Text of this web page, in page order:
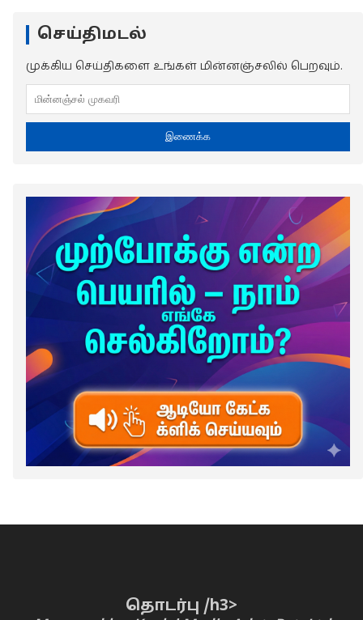
செய்திமடல்
முக்கிய செய்திகளை உங்கள் மின்னஞ்சலில் பெறவும்.
இணைக்க
தொடர்பு /h3>